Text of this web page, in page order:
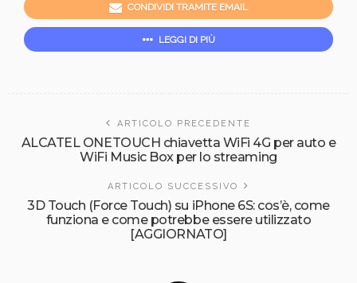
CONDIVIDI TRAMITE EMAIL
LEGGI DI PIÙ
ARTICOLO PRECEDENTE
ALCATEL ONETOUCH chiavetta WiFi 4G per auto e
WiFi Music Box per lo streaming
ARTICOLO SUCCESSIVO
3D Touch (Force Touch) su iPhone 6S: cos’è, come
funziona e come potrebbe essere utilizzato
[AGGIORNATO]